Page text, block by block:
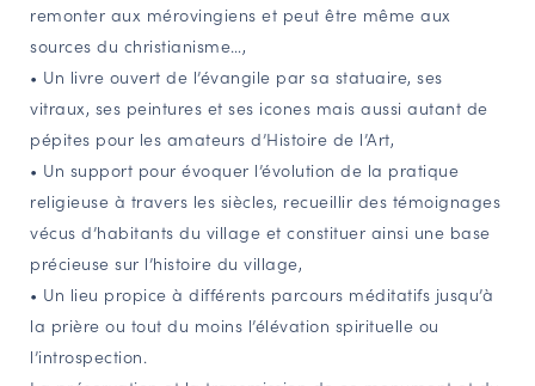
remonter aux mérovingiens et peut être même aux
sources du christianisme…,
• Un livre ouvert de l’évangile par sa statuaire, ses
vitraux, ses peintures et ses icones mais aussi autant de
pépites pour les amateurs d’Histoire de l’Art,
• Un support pour évoquer l’évolution de la pratique
religieuse à travers les siècles, recueillir des témoignages
vécus d’habitants du village et constituer ainsi une base
précieuse sur l’histoire du village,
• Un lieu propice à différents parcours méditatifs jusqu’à
la prière ou tout du moins l’élévation spirituelle ou
l’introspection.